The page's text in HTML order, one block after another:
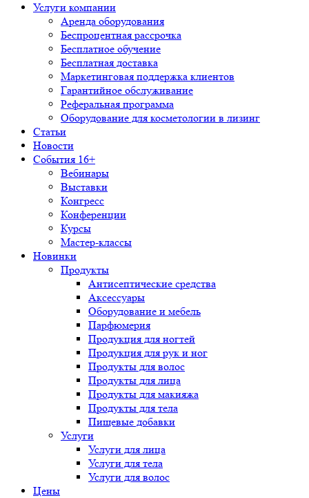
Услуги компании
Аренда оборудования
Беспроцентная рассрочка
Бесплатное обучение
Бесплатная доставка
Маркетинговая поддержка клиентов
Гарантийное обслуживание
Реферальная программа
Оборудование для косметологии в лизинг
Статьи
Новости
События 16+
Вебинары
Выставки
Конгресс
Конференции
Курсы
Мастер-классы
Новинки
Продукты
Антисептические средства
Аксессуары
Оборудование и мебель
Парфюмерия
Продукция для ногтей
Продукция для рук и ног
Продукты для волос
Продукты для лица
Продукты для макияжа
Продукты для тела
Пищевые добавки
Услуги
Услуги для лица
Услуги для тела
Услуги для волос
Цены